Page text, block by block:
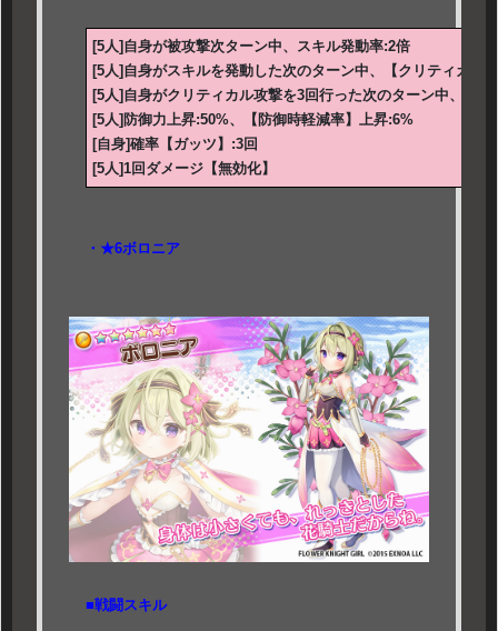
[5人]自身が被攻撃次ターン中、スキル発動率:2倍
[5人]自身がスキルを発動した次のターン中、【クリティカル
[5人]自身がクリティカル攻撃を3回行った次のターン中、【
[5人]防御力上昇:50%、【防御時軽減率】上昇:6%
[自身]確率【ガッツ】:3回
[5人]1回ダメージ【無効化】
・★6ボロニア
■戦闘スキル